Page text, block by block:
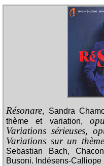
Résonare, Sandra
thème et variation,
Variations sérieuses,
Variations sur un
Sebastian Bach,
Busoni. Indésens-Calliope